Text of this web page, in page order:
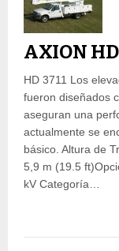
AXION
HD 3711 Los
fueron diseñados
aseguran una
actualmente se
básico. Altura de
5,9 m (19.5
kV Categoría…